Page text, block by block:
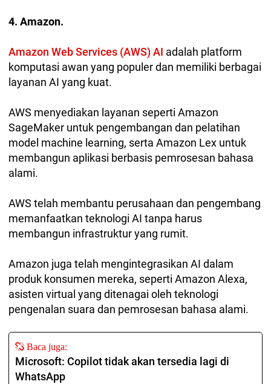
4. Amazon.
Amazon Web Services (AWS) AI adalah platform
komputasi awan yang populer dan memiliki berbagai
layanan AI yang kuat.
AWS menyediakan layanan seperti Amazon
SageMaker untuk pengembangan dan pelatihan
model machine learning, serta Amazon Lex untuk
membangun aplikasi berbasis pemrosesan bahasa
alami.
AWS telah membantu perusahaan dan pengembang
memanfaatkan teknologi AI tanpa harus
membangun infrastruktur yang rumit.
Amazon juga telah mengintegrasikan AI dalam
produk konsumen mereka, seperti Amazon Alexa,
asisten virtual yang ditenagai oleh teknologi
pengenalan suara dan pemrosesan bahasa alami.
Baca juga:
Microsoft: Copilot tidak akan tersedia lagi di
WhatsApp